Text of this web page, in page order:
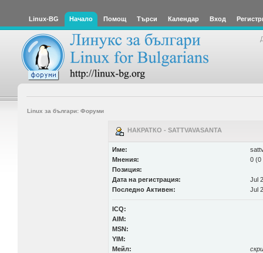
Linux-BG Начало Помощ Търси Календар Вход
Linux за българи: Форуми
НАКРАТКО - SATTVAVASANTA
Име:
Мнения:
0 (0
Позиция:
Дата на регистрация:
Jul
Последно Активен:
Jul
ICQ:
AIM:
MSN:
YIM:
Мейл: